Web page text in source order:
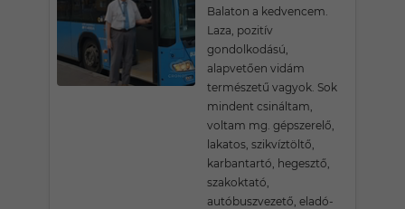
Balaton a kedvencem.
Laza, pozitív
gondolkodású,
alapvetően vidám
természetű vagyok. Sok
mindent csináltam,
voltam mg. gépszerelő,
lakatos, szikvíztöltő,
karbantartó, hegesztő,
szakoktató,
autóbuszvezető, eladó-